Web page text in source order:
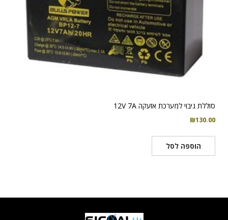
סוללת גיבוי למערכת אזעקה 12V 7A
₪130.00
הוספה לסל